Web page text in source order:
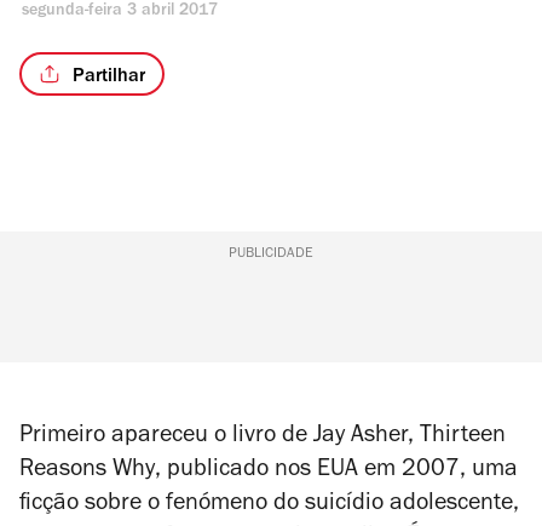
segunda-feira 3 abril 2017
Partilhar
PUBLICIDADE
Primeiro apareceu o livro de Jay Asher, Thirteen
Reasons Why, publicado nos EUA em 2007, uma
ficção sobre o fenómeno do suicídio adolescente,